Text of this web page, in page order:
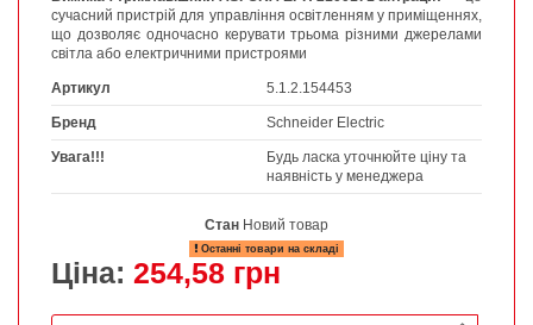
сучасний пристрій для управління освітленням у приміщеннях,
що дозволяє одночасно керувати трьома різними джерелами
світла або електричними пристроями
Артикул 5.1.2.154453
Бренд Schneider Electric
Увага!!!
Будь ласка уточнюйте ціну та
наявність у менеджера
Стан Новий товар
Останні товари на складі
Ціна: 254,58 грн